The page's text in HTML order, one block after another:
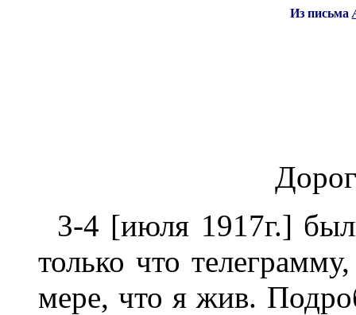
Из письма
3-4 [июля 1917г.]
только что
мере, что я жив.